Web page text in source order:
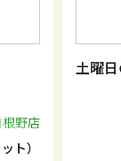
野店
ト）
土曜